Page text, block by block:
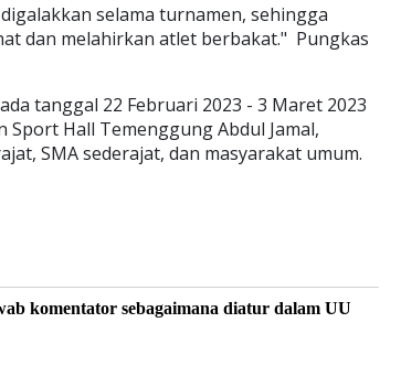
selama turnamen, sehingga
dan melahirkan atlet berbakat." Pungkas
tanggal 22 Februari 2023 - 3 Maret 2023
Hall Temenggung Abdul Jamal,
SMA sederajat, dan masyarakat umum.
komentator sebagaimana diatur dalam UU